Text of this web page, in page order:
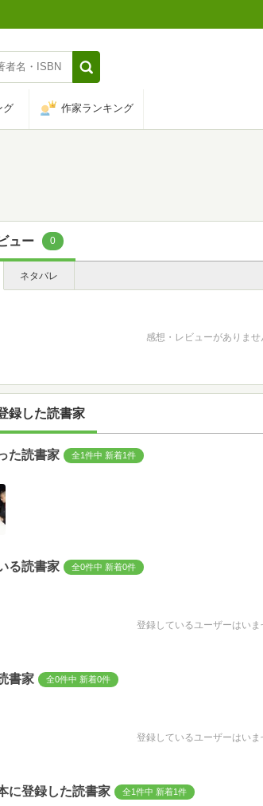
グ 作家ランキング
ュー 0
ネタバレ
感想・レビューがありませ
録した読書家
た読書家 全1件中 新着1件
る読書家 全0件中 新着0件
登録しているユーザーはいま
書家 全0件中 新着0件
登録しているユーザーはいま
に登録した読書家 全1件中 新着1件